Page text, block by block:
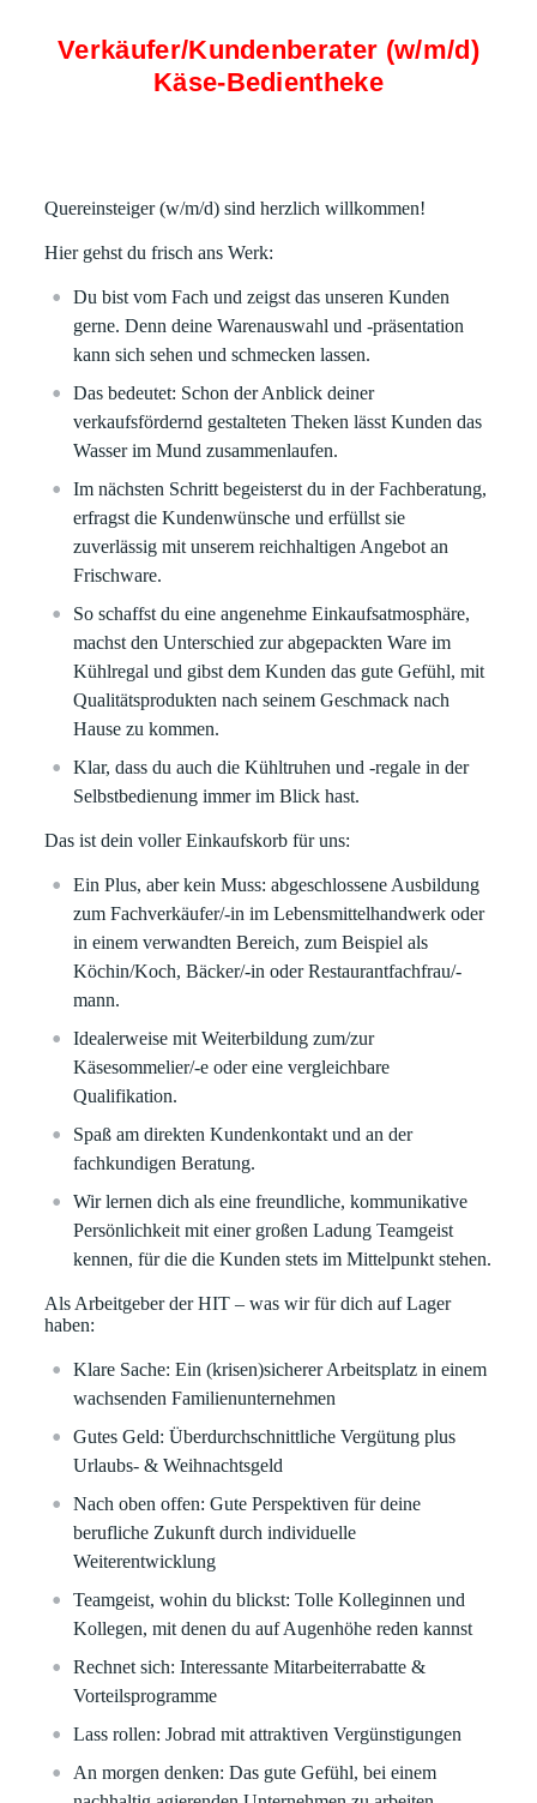
Verkäufer/Kundenberater (w/m/d)
Käse-Bedientheke
Quereinsteiger (w/m/d) sind herzlich willkommen!
Hier gehst du frisch ans Werk:
Du bist vom Fach und zeigst das unseren Kunden
gerne. Denn deine Warenauswahl und -präsentation
kann sich sehen und schmecken lassen.
Das bedeutet: Schon der Anblick deiner
verkaufsfördernd gestalteten Theken lässt Kunden das
Wasser im Mund zusammenlaufen.
Im nächsten Schritt begeisterst du in der Fachberatung,
erfragst die Kundenwünsche und erfüllst sie
zuverlässig mit unserem reichhaltigen Angebot an
Frischware.
So schaffst du eine angenehme Einkaufsatmosphäre,
machst den Unterschied zur abgepackten Ware im
Kühlregal und gibst dem Kunden das gute Gefühl, mit
Qualitätsprodukten nach seinem Geschmack nach
Hause zu kommen.
Klar, dass du auch die Kühltruhen und -regale in der
Selbstbedienung immer im Blick hast.
Das ist dein voller Einkaufskorb für uns:
Ein Plus, aber kein Muss: abgeschlossene Ausbildung
zum Fachverkäufer/-in im Lebensmittelhandwerk oder
in einem verwandten Bereich, zum Beispiel als
Köchin/Koch, Bäcker/-in oder Restaurantfachfrau/-
mann.
Idealerweise mit Weiterbildung zum/zur
Käsesommelier/-e oder eine vergleichbare
Qualifikation.
Spaß am direkten Kundenkontakt und an der
fachkundigen Beratung.
Wir lernen dich als eine freundliche, kommunikative
Persönlichkeit mit einer großen Ladung Teamgeist
kennen, für die die Kunden stets im Mittelpunkt stehen.
Als Arbeitgeber der HIT – was wir für dich auf Lager
haben:
Klare Sache:Ein (krisen)sicherer Arbeitsplatz in einem
wachsenden Familienunternehmen
Gutes Geld:Überdurchschnittliche Vergütung plus
Urlaubs- & Weihnachtsgeld
Nach oben offen:Gute Perspektiven für deine
berufliche Zukunft durch individuelle
Weiterentwicklung
Teamgeist, wohin du blickst:Tolle Kolleginnen und
Kollegen, mit denen du auf Augenhöhe reden kannst
Rechnet sich:Interessante Mitarbeiterrabatte &
Vorteilsprogramme
Lass rollen:Jobrad mit attraktiven Vergünstigungen
An morgen denken:Das gute Gefühl, bei einem